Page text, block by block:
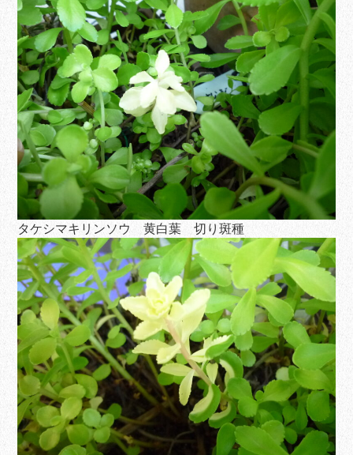
タケシマキリンソウ 黄白葉 切り斑種